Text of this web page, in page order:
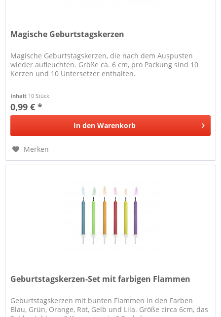
Magische Geburtstagskerzen
Magische Geburtstagskerzen, die nach dem Auspusten
wieder aufleuchten. Größe ca. 6 cm, pro Packung sind 10
Kerzen und 10 Untersetzer enthalten.
Inhalt 10 Stück
0,99 € *
In den Warenkorb
Merken
Geburtstagskerzen-Set mit farbigen Flammen
Geburtstagskerzen mit bunten Flammen in den Farben
Blau, Grün, Orange, Rot, Gelb und Lila. Größe circa 6cm, das